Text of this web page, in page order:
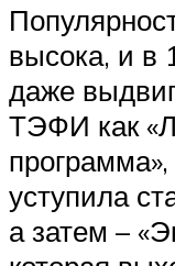
высока, и в
даже
ТЭФИ как
уступила
а затем –